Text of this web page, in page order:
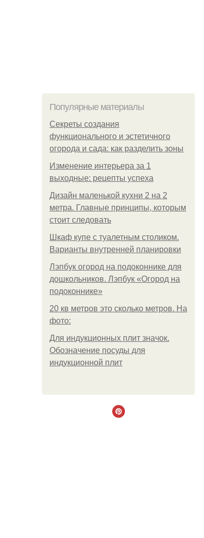
Популярные материалы
Секреты создания
функционального и эстетичного
огорода и сада: как разделить зоны
Изменение интерьера за 1
выходные: рецепты успеха
Дизайн маленькой кухни 2 на 2
метра. Главные принципы, которым
стоит следовать
Шкаф купе с туалетным столиком.
Варианты внутренней планировки
Лэпбук огород на подоконнике для
дошкольников. Лэпбук «Огород на
подоконнике»
20 кв метров это сколько метров. На
фото:
Для индукционных плит значок.
Обозначение посуды для
индукционной плит